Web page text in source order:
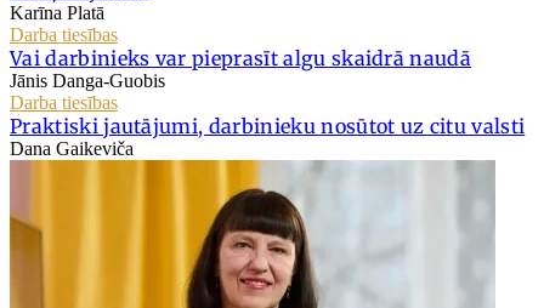
Karīna Platā
Darba tiesības
Vai darbinieks var pieprasīt algu skaidrā naudā
Jānis Danga-Guobis
Darba tiesības
Praktiski jautājumi, darbinieku nosūtot uz citu valsti
Dana Gaikeviča